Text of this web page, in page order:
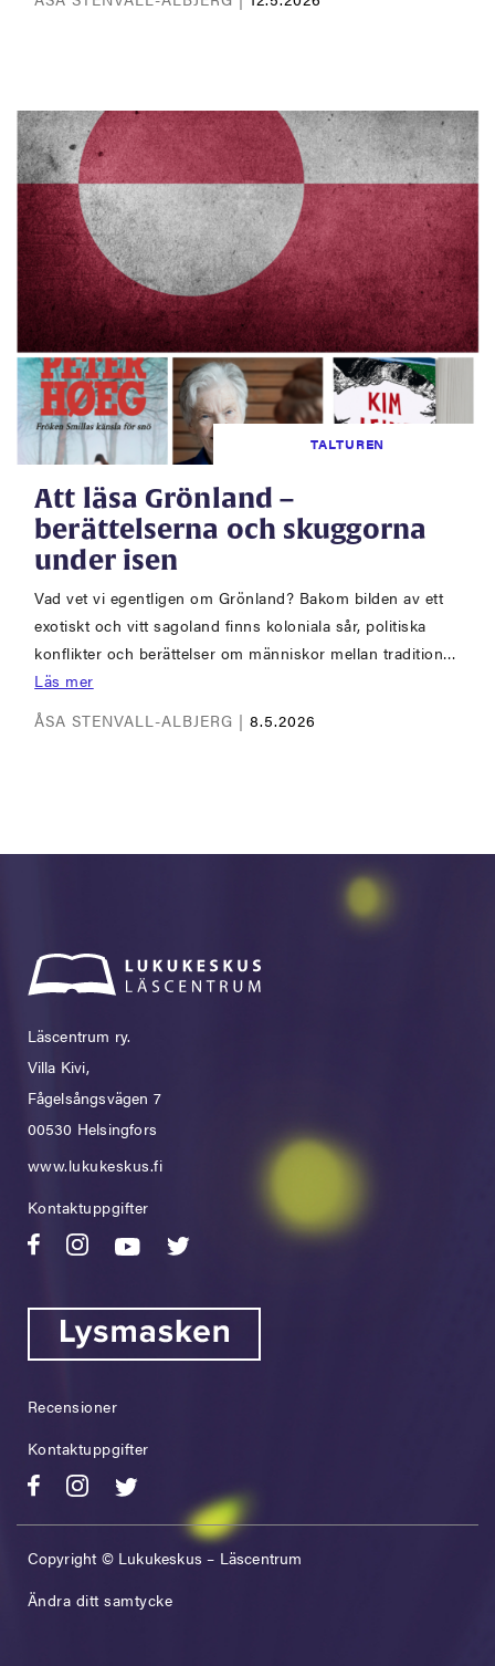
TALTUREN
Att läsa Grönland –
berättelserna och skuggorna
under isen
Vad vet vi egentligen om Grönland? Bakom bilden av ett
exotiskt och vitt sagoland finns koloniala sår, politiska
konflikter och berättelser om människor mellan tradition…
Läs mer
ÅSA STENVALL-ALBJERG |8.5.2026
Läscentrum ry.
Villa Kivi,
Fågelsångsvägen 7
00530 Helsingfors
www.lukukeskus.fi
Kontaktuppgifter
Recensioner
Kontaktuppgifter
Copyright © Lukukeskus – Läscentrum
Ändra ditt samtycke